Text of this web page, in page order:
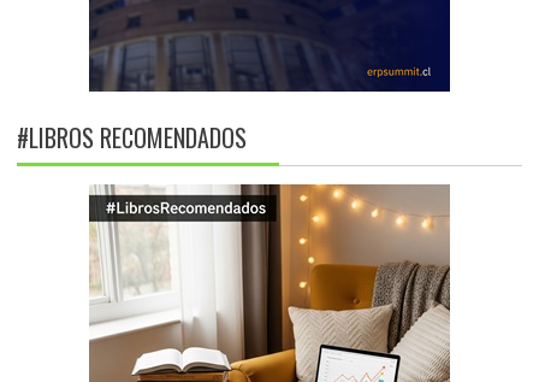
#LIBROS RECOMENDADOS